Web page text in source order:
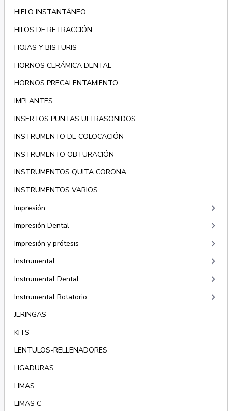
HIELO INSTANTÁNEO
HILOS DE RETRACCIÓN
HOJAS Y BISTURIS
HORNOS CERÁMICA DENTAL
HORNOS PRECALENTAMIENTO
IMPLANTES
INSERTOS PUNTAS ULTRASONIDOS
INSTRUMENTO DE COLOCACIÓN
INSTRUMENTO OBTURACIÓN
INSTRUMENTOS QUITA CORONA
INSTRUMENTOS VARIOS
Impresión
keyboard_arrow_right
Impresión Dental keyboard_arrow_right
Impresión y prótesis keyboard_arrow_right
Instrumental keyboard_arrow_right
Instrumental Dental keyboard_arrow_right
Instrumental Rotatorio keyboard_arrow_right
JERINGAS
KITS
LENTULOS-RELLENADORES
LIGADURAS
LIMAS
LIMAS C